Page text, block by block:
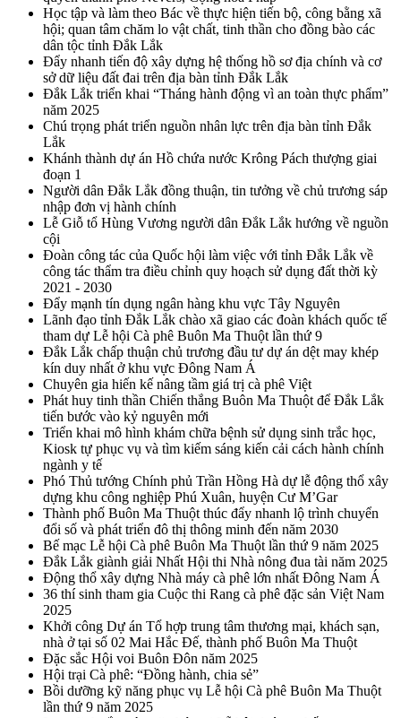
Học tập và làm theo Bác về thực hiện tiến bộ, công bằng xã
hội; quan tâm chăm lo vật chất, tinh thần cho đồng bào các
dân tộc tỉnh Đắk Lắk
Đẩy nhanh tiến độ xây dựng hệ thống hồ sơ địa chính và cơ
sở dữ liệu đất đai trên địa bàn tỉnh Đắk Lắk
Đắk Lắk triển khai “Tháng hành động vì an toàn thực phẩm”
năm 2025
Chú trọng phát triển nguồn nhân lực trên địa bàn tỉnh Đắk
Lắk
Khánh thành dự án Hồ chứa nước Krông Pách thượng giai
đoạn 1
Người dân Đắk Lắk đồng thuận, tin tưởng về chủ trương sáp
nhập đơn vị hành chính
Lễ Giỗ tổ Hùng Vương người dân Đắk Lắk hướng về nguồn
cội
Đoàn công tác của Quốc hội làm việc với tỉnh Đắk Lắk về
công tác thẩm tra điều chỉnh quy hoạch sử dụng đất thời kỳ
2021 - 2030
Đẩy mạnh tín dụng ngân hàng khu vực Tây Nguyên
Lãnh đạo tỉnh Đắk Lắk chào xã giao các đoàn khách quốc tế
tham dự Lễ hội Cà phê Buôn Ma Thuột lần thứ 9
Đắk Lắk chấp thuận chủ trương đầu tư dự án dệt may khép
kín duy nhất ở khu vực Đông Nam Á
Chuyên gia hiến kế nâng tầm giá trị cà phê Việt
Phát huy tinh thần Chiến thắng Buôn Ma Thuột để Đắk Lắk
tiến bước vào kỷ nguyên mới
Triển khai mô hình khám chữa bệnh sử dụng sinh trắc học,
Kiosk tự phục vụ và tìm kiếm sáng kiến cải cách hành chính
ngành y tế
Phó Thủ tướng Chính phủ Trần Hồng Hà dự lễ động thổ xây
dựng khu công nghiệp Phú Xuân, huyện Cư M’Gar
Thành phố Buôn Ma Thuột thúc đẩy nhanh lộ trình chuyển
đổi số và phát triển đô thị thông minh đến năm 2030
Bế mạc Lễ hội Cà phê Buôn Ma Thuột lần thứ 9 năm 2025
Đắk Lắk giành giải Nhất Hội thi Nhà nông đua tài năm 2025
Động thổ xây dựng Nhà máy cà phê lớn nhất Đông Nam Á
36 thí sinh tham gia Cuộc thi Rang cà phê đặc sản Việt Nam
2025
Khởi công Dự án Tổ hợp trung tâm thương mại, khách sạn,
nhà ở tại số 02 Mai Hắc Đế, thành phố Buôn Ma Thuột
Đặc sắc Hội voi Buôn Đôn năm 2025
Hội trại Cà phê: “Đồng hành, chia sẻ”
Bồi dưỡng kỹ năng phục vụ Lễ hội Cà phê Buôn Ma Thuột
lần thứ 9 năm 2025